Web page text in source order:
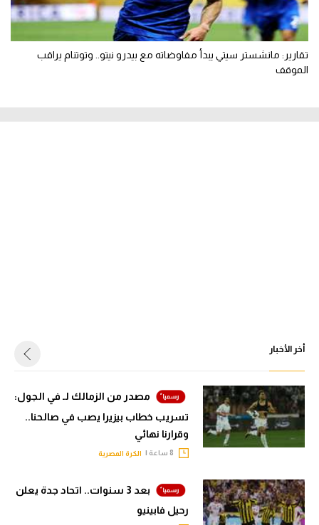
تقارير: مانشستر سيتي يبدأ مفاوضاته مع بيدرو نيتو.. وتوتنام يراقب
الموقف
أخر الأخبار
مصدر من الزمالك لـ في الجول:
تسريب خطاب بيزيرا يصب في صالحنا..
وقرارنا نهائي
الكرة المصرية
بعد 3 سنوات.. اتحاد جدة يعلن
رحيل فابينيو